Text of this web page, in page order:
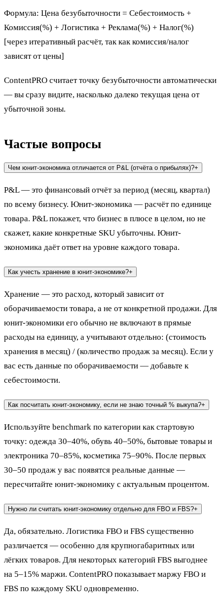
Формула: Цена безубыточности = Себестоимость +
Комиссия(%) + Логистика + Реклама(%) + Налог(%)
[через итеративный расчёт, так как комиссия/налог
зависят от цены]
ContentPRO считает точку безубыточности автоматически
— вы сразу видите, насколько далеко текущая цена от
убыточной зоны.
Частые вопросы
Чем юнит-экономика отличается от P&L (отчёта о прибылях)?+
P&L — это финансовый отчёт за период (месяц, квартал)
по всему бизнесу. Юнит-экономика — расчёт по единице
товара. P&L покажет, что бизнес в плюсе в целом, но не
скажет, какие конкретные SKU убыточны. Юнит-
экономика даёт ответ на уровне каждого товара.
Как учесть хранение в юнит-экономике?+
Хранение — это расход, который зависит от
оборачиваемости товара, а не от конкретной продажи. Для
юнит-экономики его обычно не включают в прямые
расходы на единицу, а учитывают отдельно: (стоимость
хранения в месяц) / (количество продаж за месяц). Если у
вас есть данные по оборачиваемости — добавьте к
себестоимости.
Как посчитать юнит-экономику, если не знаю точный % выкупа?+
Используйте benchmark по категории как стартовую
точку: одежда 30–40%, обувь 40–50%, бытовые товары и
электроника 70–85%, косметика 75–90%. После первых
30–50 продаж у вас появятся реальные данные —
пересчитайте юнит-экономику с актуальным процентом.
Нужно ли считать юнит-экономику отдельно для FBO и FBS?+
Да, обязательно. Логистика FBO и FBS существенно
различается — особенно для крупногабаритных или
лёгких товаров. Для некоторых категорий FBS выгоднее
на 5–15% маржи. ContentPRO показывает маржу FBO и
FBS по каждому SKU одновременно.